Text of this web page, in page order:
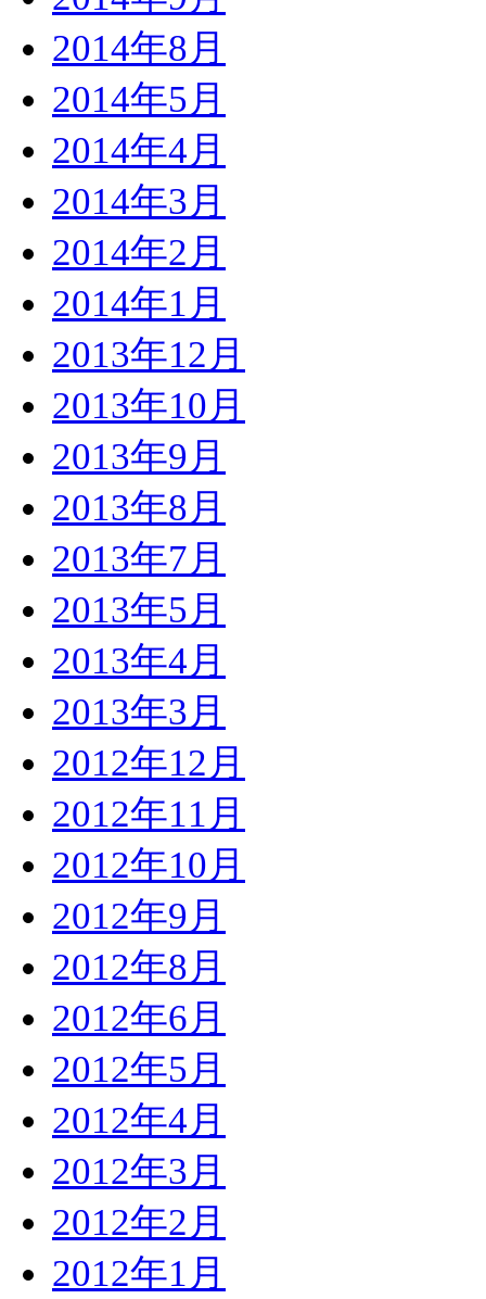
2014年8月
2014年5月
2014年4月
2014年3月
2014年2月
2014年1月
2013年12月
2013年10月
2013年9月
2013年8月
2013年7月
2013年5月
2013年4月
2013年3月
2012年12月
2012年11月
2012年10月
2012年9月
2012年8月
2012年6月
2012年5月
2012年4月
2012年3月
2012年2月
2012年1月